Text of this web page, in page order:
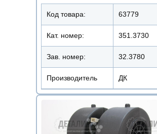
Код товара: 63779
Кат. номер: 351.3730
Зав. номер: 32.3780
Производитель ДК